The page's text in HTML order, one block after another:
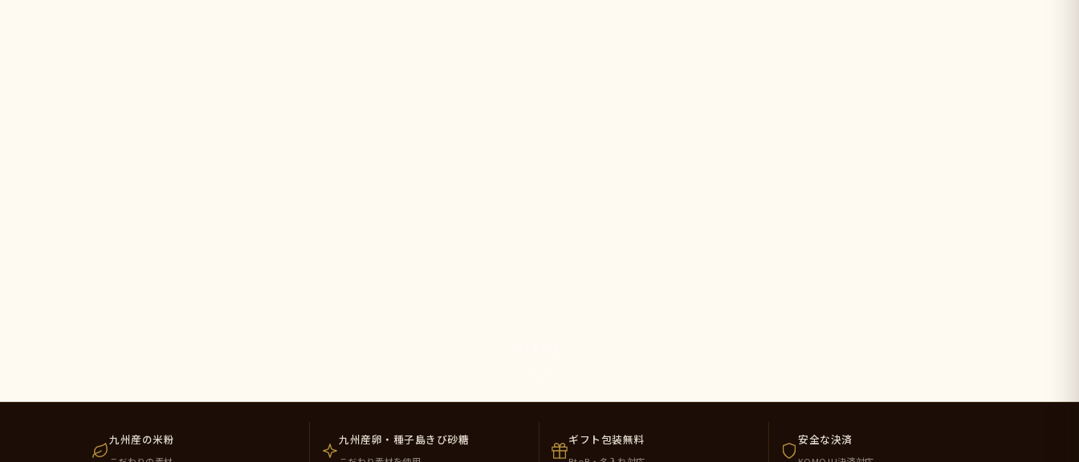
九州産の米粉 九州産卵・種子島きび砂糖 ギフト包装無料 安全な決済